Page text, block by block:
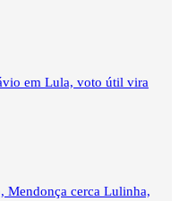
em Lula, voto útil vira
Mendonça cerca Lulinha,